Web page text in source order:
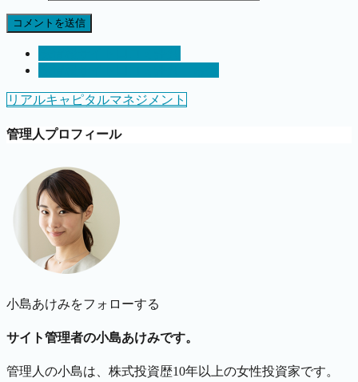
リアルキャピタルマネジメント
管理人プロフィール
小島あけみをフォローする
サイト管理者の小島あけみです。
管理人の小島は、株式投資歴10年以上の女性投資家です。